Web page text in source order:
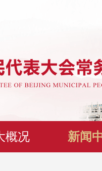
概况 新闻